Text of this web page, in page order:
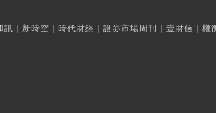
訊 | 新時空 | 時代財經 | 證券市場周刊 | 壹財信 | 權